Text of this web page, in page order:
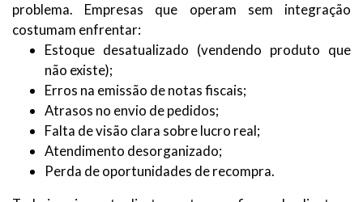
problema. Empresas que operam sem integração
costumam enfrentar:
Estoque desatualizado (vendendo produto que
não existe);
Erros na emissão de notas fiscais;
Atrasos no envio de pedidos;
Falta de visão clara sobre lucro real;
Atendimento desorganizado;
Perda de oportunidades de recompra.